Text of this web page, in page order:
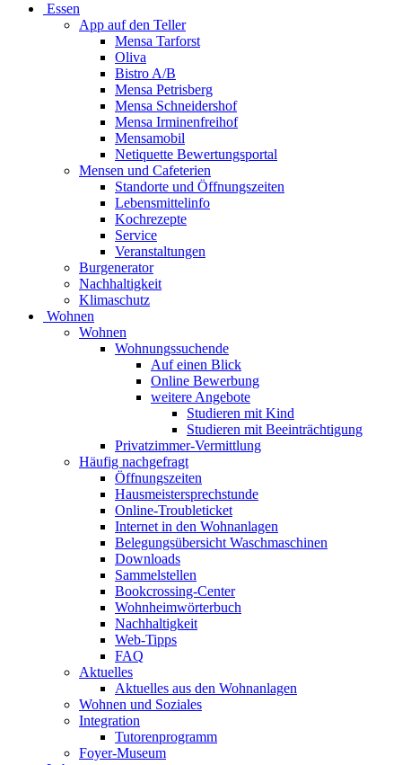
Essen
App auf den Teller
Mensa Tarforst
Oliva
Bistro A/B
Mensa Petrisberg
Mensa Schneidershof
Mensa Irminenfreihof
Mensamobil
Netiquette Bewertungsportal
Mensen und Cafeterien
Standorte und Öffnungszeiten
Lebensmittelinfo
Kochrezepte
Service
Veranstaltungen
Burgenerator
Nachhaltigkeit
Klimaschutz
Wohnen
Wohnen
Wohnungssuchende
Auf einen Blick
Online Bewerbung
weitere Angebote
Studieren mit Kind
Studieren mit Beeinträchtigung
Privatzimmer-Vermittlung
Häufig nachgefragt
Öffnungszeiten
Hausmeistersprechstunde
Online-Troubleticket
Internet in den Wohnanlagen
Belegungsübersicht Waschmaschinen
Downloads
Sammelstellen
Bookcrossing-Center
Wohnheimwörterbuch
Nachhaltigkeit
Web-Tipps
FAQ
Aktuelles
Aktuelles aus den Wohnanlagen
Wohnen und Soziales
Integration
Tutorenprogramm
Foyer-Museum